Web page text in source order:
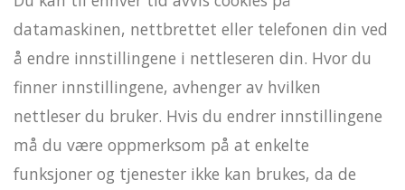
datamaskinen, nettbrettet eller telefonen din ved
å endre innstillingene i nettleseren din. Hvor du
finner innstillingene, avhenger av hvilken
nettleser du bruker. Hvis du endrer innstillingene
må du være oppmerksom på at enkelte
funksjoner og tjenester ikke kan brukes, da de